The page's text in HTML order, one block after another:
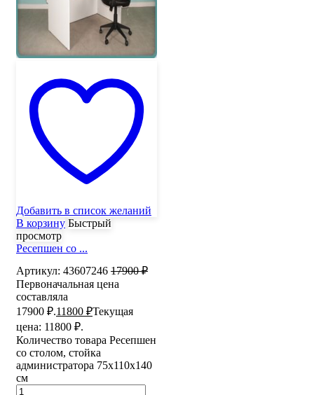
Добавить в список желаний
В корзину Быстрый
просмотр
Ресепшен со ...
Артикул: 43607246 17900₽
Первоначальная цена
составляла
17900 ₽.11800 ₽Текущая
цена: 11800 ₽.
Количество товара Ресепшен
со столом, стойка
администратора 75х110х140
см